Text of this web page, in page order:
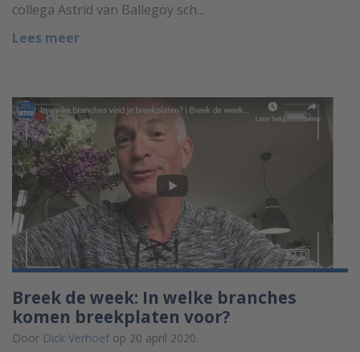
collega Astrid van Ballegoy sch...
Lees meer
Breek de week: In welke branches
komen breekplaten voor?
Door Dick Verhoef op 20 april 2020.